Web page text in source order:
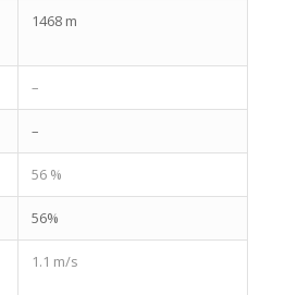
1468 m
–
–
56 %
56%
1.1 m/s